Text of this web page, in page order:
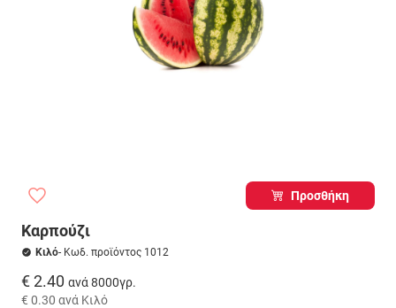
Προσθήκη
Καρπούζι
Κιλό- Κωδ. προϊόντος 1012
€ 2.40 ανά 8000γρ.
€ 0.30 ανά Κιλό